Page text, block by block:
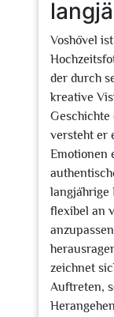
Voshövel
der durch
kreative
versteht er
Emotionen
langjährige
flexibel an
zeichnet
Auftreten,